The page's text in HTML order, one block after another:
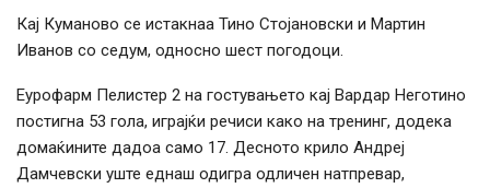
Кај Куманово се истакнаа Тино Стојановски и Мартин
Иванов со седум, односно шест погодоци.
Еурофарм Пелистер 2 на гостувањето кај Вардар Неготино
постигна 53 гола, играјќи речиси како на тренинг, додека
домаќините дадоа само 17. Десното крило Андреј
Дамчевски уште еднаш одигра одличен натпревар,